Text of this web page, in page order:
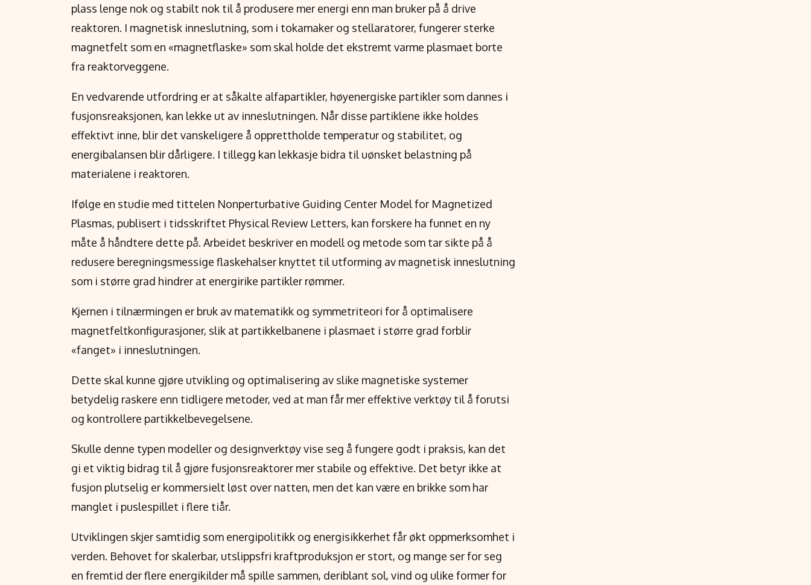
plass lenge nok og stabilt nok til å produsere mer energi enn man bruker på å drive
reaktoren. I magnetisk inneslutning, som i tokamaker og stellaratorer, fungerer sterke
magnetfelt som en «magnetflaske» som skal holde det ekstremt varme plasmaet borte
fra reaktorveggene.
En vedvarende utfordring er at såkalte alfapartikler, høyenergiske partikler som dannes i
fusjonsreaksjonen, kan lekke ut av inneslutningen. Når disse partiklene ikke holdes
effektivt inne, blir det vanskeligere å opprettholde temperatur og stabilitet, og
energibalansen blir dårligere. I tillegg kan lekkasje bidra til uønsket belastning på
materialene i reaktoren.
Ifølge en studie med tittelen Nonperturbative Guiding Center Model for Magnetized
Plasmas, publisert i tidsskriftet Physical Review Letters, kan forskere ha funnet en ny
måte å håndtere dette på. Arbeidet beskriver en modell og metode som tar sikte på å
redusere beregningsmessige flaskehalser knyttet til utforming av magnetisk inneslutning
som i større grad hindrer at energirike partikler rømmer.
Kjernen i tilnærmingen er bruk av matematikk og symmetriteori for å optimalisere
magnetfeltkonfigurasjoner, slik at partikkelbanene i plasmaet i større grad forblir
«fanget» i inneslutningen.
Dette skal kunne gjøre utvikling og optimalisering av slike magnetiske systemer
betydelig raskere enn tidligere metoder, ved at man får mer effektive verktøy til å forutsi
og kontrollere partikkelbevegelsene.
Skulle denne typen modeller og designverktøy vise seg å fungere godt i praksis, kan det
gi et viktig bidrag til å gjøre fusjonsreaktorer mer stabile og effektive. Det betyr ikke at
fusjon plutselig er kommersielt løst over natten, men det kan være en brikke som har
manglet i puslespillet i flere tiår.
Utviklingen skjer samtidig som energipolitikk og energisikkerhet får økt oppmerksomhet i
verden. Behovet for skalerbar, utslippsfri kraftproduksjon er stort, og mange ser for seg
en fremtid der flere energikilder må spille sammen, deriblant sol, vind og ulike former for